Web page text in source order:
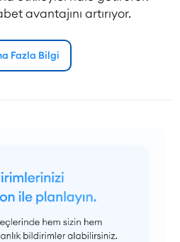
avantajını artırıyor.
Fazla Bilgi